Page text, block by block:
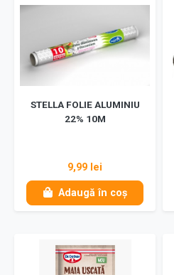
STELLA FOLIE ALUMINIU
22% 10M
9,99 lei
Adaugă în coș